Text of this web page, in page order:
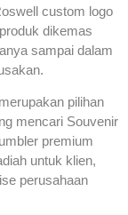
custom logo
dikemas
sampai dalam
pilihan
mencari Souvenir
premium
untuk klien,
perusahaan